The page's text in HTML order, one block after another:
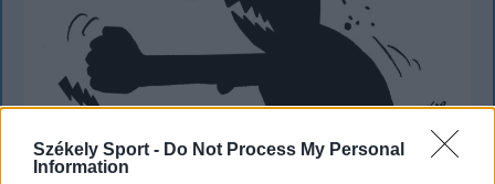
Székely Sport - Do Not Process My Personal
Information